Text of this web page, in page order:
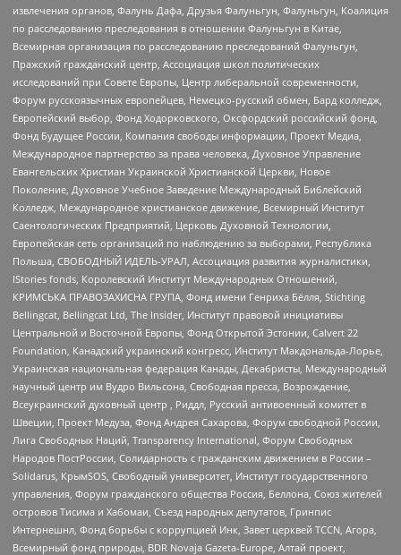
извлечения органов, Фалунь Дафа, Друзья Фалуньгун, Фалуньгун, Коалиция
по расследованию преследования в отношении Фалуньгун в Китае,
Всемирная организация по расследованию преследований Фалуньгун,
Пражский гражданский центр, Ассоциация школ политических
исследований при Совете Европы, Центр либеральной современности,
Форум русскоязычных европейцев, Немецко-русский обмен, Бард колледж,
Европейский выбор, Фонд Ходорковского, Оксфордский российский фонд,
Фонд Будущее России, Компания свободы информации, Проект Медиа,
Международное партнерство за права человека, Духовное Управление
Евангельских Христиан Украинской Христианской Церкви, Новое
Поколение, Духовное Учебное Заведение Международный Библейский
Колледж, Международное христианское движение, Всемирный Институт
Саентологических Предприятий, Церковь Духовной Технологии,
Европейская сеть организаций по наблюдению за выборами, Республика
Польша, СВОБОДНЫЙ ИДЕЛЬ-УРАЛ, Ассоциация развития журналистики,
IStories fonds, Королевский Институт Международных Отношений,
КРИМСЬКА ПРАВОЗАХИСНА ГРУПА, Фонд имени Генриха Бёлля, Stichting
Bellingcat, Bellingcat Ltd, The Insider, Институт правовой инициативы
Центральной и Восточной Европы, Фонд Открытой Эстонии, Calvert 22
Foundation, Канадский украинский конгресс, Институт Макдональда-Лорье,
Украинская национальная федерация Канады, Декабристы, Международный
научный центр им Вудро Вильсона, Свободная пресса, Возрождение,
Всеукраинский духовный центр , Риддл, Русский антивоенный комитет в
Швеции, Проект Медуза, Фонд Андрея Сахарова, Форум свободной России,
Лига Свободных Наций, Transparеncy International, Форум Свободных
Народов ПостРоссии, Солидарность с гражданским движением в России –
Solidarus, КрымSOS, Свободный университет, Институт государственного
управления, Форум гражданского общества Россия, Беллона, Союз жителей
островов Тисима и Хабомаи, Съезд народных депутатов, Гринпис
Интернешнл, Фонд борьбы с коррупцией Инк, Завет церквей TCCN, Агора,
Всемирный фонд природы, BDR Novaja Gazeta-Europe, Алтай проект,